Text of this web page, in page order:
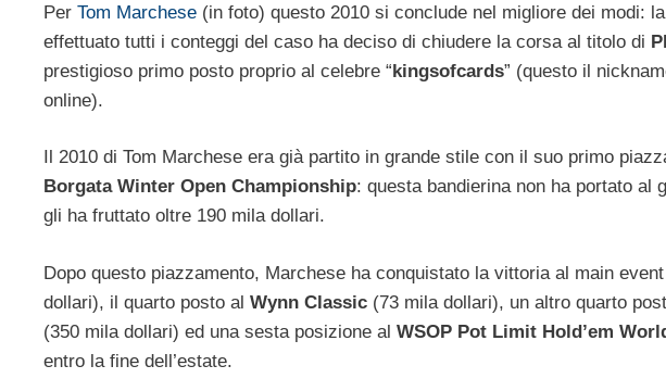
Per Tom Marchese (in foto) questo 2010 si conclude nel migliore dei modi:
effettuato tutti i conteggi del caso ha deciso di chiudere la corsa al titolo di
prestigioso primo posto proprio al celebre “kingsofcards” (questo il
online).
Il 2010 di Tom Marchese era già partito in grande stile con il suo primo
Borgata Winter Open Championship: questa bandierina non ha portato al
gli ha fruttato oltre 190 mila dollari.
Dopo questo piazzamento, Marchese ha conquistato la vittoria al main
dollari), il quarto posto al Wynn Classic (73 mila dollari), un altro quarto
(350 mila dollari) ed una sesta posizione al WSOP Pot Limit Hold’em
entro la fine dell’estate.